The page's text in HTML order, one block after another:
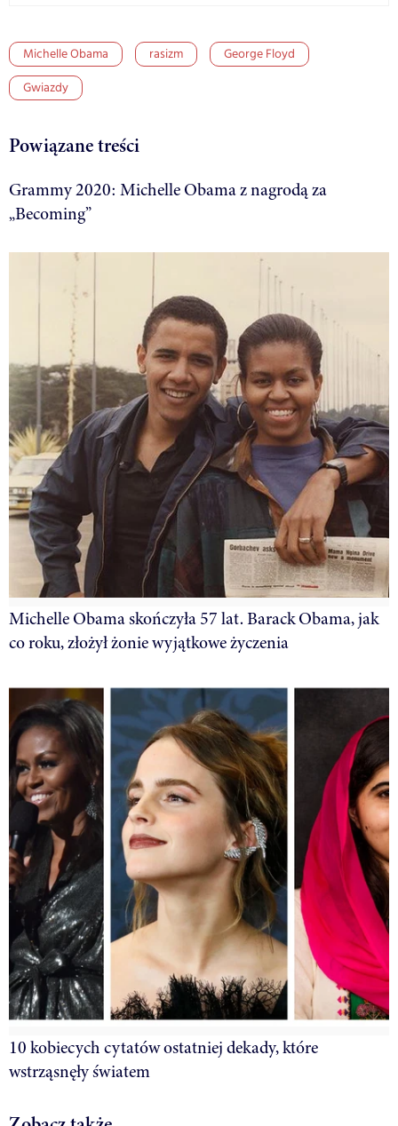
Michelle Obama rasizm
George Floyd
Gwiazdy
Powiązane treści
Grammy 2020: Michelle Obama z nagrodą za
„Becoming”
Michelle Obama skończyła 57 lat. Barack Obama, jak
co roku, złożył żonie wyjątkowe życzenia
10 kobiecych cytatów ostatniej dekady, które
wstrząsnęły światem